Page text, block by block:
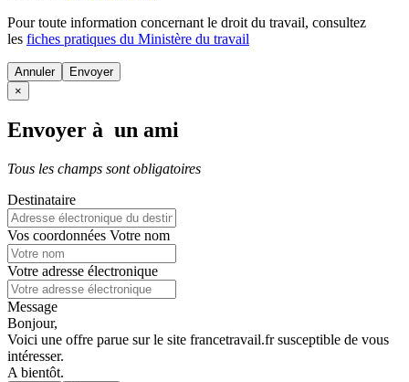
Pour toute information concernant le droit du travail, consultez
les fiches pratiques du Ministère du travail
Annuler
×
Envoyer à un ami
Tous les champs sont obligatoires
Destinataire
Vos coordonnées Votre nom
Votre adresse électronique
Message
Bonjour,
Voici une offre parue sur le site francetravail.fr susceptible de vous
intéresser.
A bientôt.